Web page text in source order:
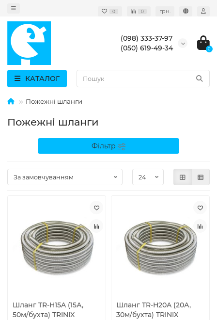
0 0 грн.
(098) 333-37-97
(050) 619-49-34
0
КАТАЛОГ
Пожежні шланги
Пожежні шланги
Фільтр
Шланг TR-H15A (15А,
50м/бухта) TRINIX
Шланг TR-H20A (20А,
30м/бухта) TRINIX